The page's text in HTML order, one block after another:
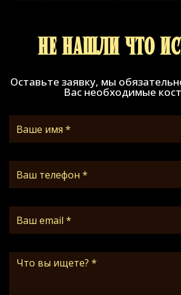
Не нашли что
Оставьте заявку, мы
Вас необходимые